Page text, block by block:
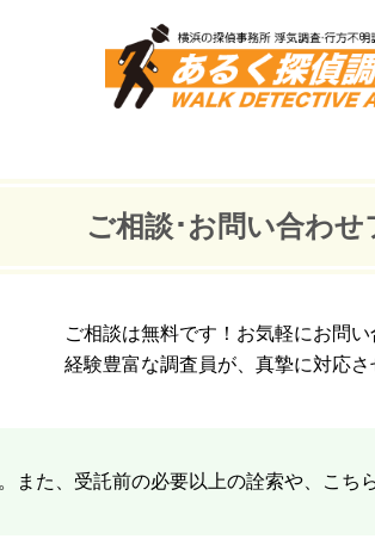
ご相談･お問い合わせ
ご相談は無料です！お気軽にお問い
経験豊富な調査員が、真摯に対応さ
また、受託前の必要以上の詮索や、こち